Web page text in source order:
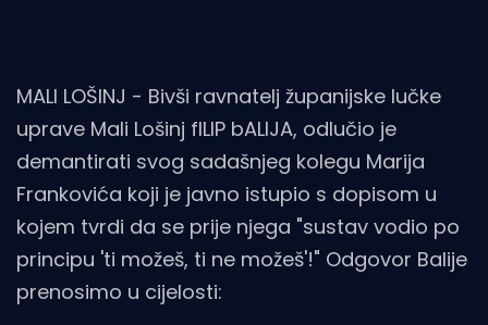
MALI LOŠINJ - Bivši ravnatelj županijske lučke
uprave Mali Lošinj fILIP bALIJA, odlučio je
demantirati svog sadašnjeg kolegu Marija
Frankovića koji je javno istupio s dopisom u
kojem tvrdi da se prije njega "sustav vodio po
principu 'ti možeš, ti ne možeš'!" Odgovor Balije
prenosimo u cijelosti: